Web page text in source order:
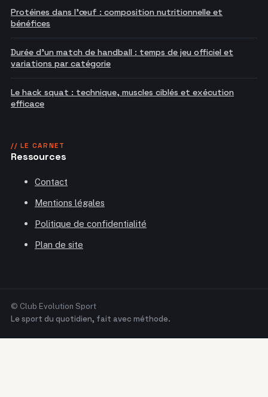
Protéines dans l'œuf : composition nutritionnelle et
bénéfices
Durée d'un match de handball : temps de jeu officiel et
variations par catégorie
Le hack squat : technique, muscles ciblés et exécution
efficace
// LE CARNET
Ressources
Contact
Mentions légales
Politique de confidentialité
Plan de site
© Club Evolution Sport
Le sport du quotidien, fait avec méthode.